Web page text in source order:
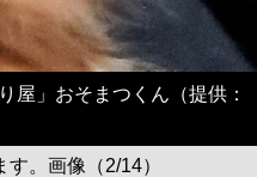
屋」おそまつくん（提供：
。画像（2/14）